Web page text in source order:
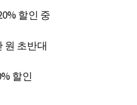
할인 중
원 초반대
할인